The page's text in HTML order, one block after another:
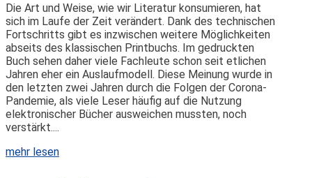
Die Art und Weise, wie wir Literatur konsumieren, hat
sich im Laufe der Zeit verändert. Dank des technischen
Fortschritts gibt es inzwischen weitere Möglichkeiten
abseits des klassischen Printbuchs. Im gedruckten
Buch sehen daher viele Fachleute schon seit etlichen
Jahren eher ein Auslaufmodell. Diese Meinung wurde in
den letzten zwei Jahren durch die Folgen der Corona-
Pandemie, als viele Leser häufig auf die Nutzung
elektronischer Bücher ausweichen mussten, noch
verstärkt....
mehr lesen